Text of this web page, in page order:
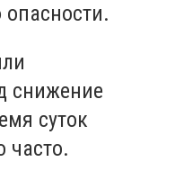
опасности.
снижение
суток
часто.